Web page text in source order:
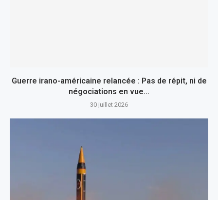
Guerre irano-américaine relancée : Pas de répit, ni de
négociations en vue…
30 juillet 2026